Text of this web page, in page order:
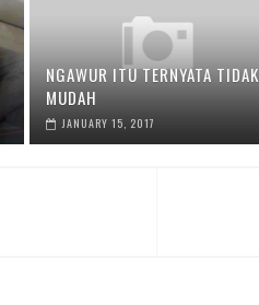
NGAWUR ITU TERNYATA TIDAK
MUDAH
JANUARY 15, 2017